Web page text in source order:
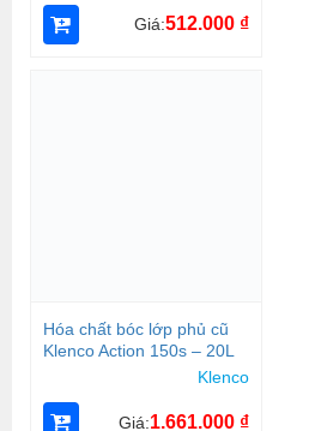
Giá:512.000 ₫
Hóa chất bóc lớp phủ cũ
Klenco Action 150s – 20L
Klenco
Giá:1.661.000 ₫